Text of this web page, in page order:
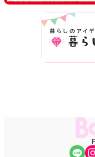
Share Icon